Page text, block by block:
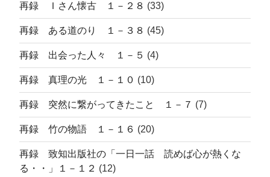
再録 Ｉさん懐古 １－２８ (33)
再録 ある道のり １－３８ (45)
再録 出会った人々 １－５ (4)
再録 真理の光 １－１０ (10)
再録 突然に繋がってきたこと １－７ (7)
再録 竹の物語 １－１６ (20)
再録 致知出版社の「一日一話 読めば心が熱くな
る・・」１－１２ (12)